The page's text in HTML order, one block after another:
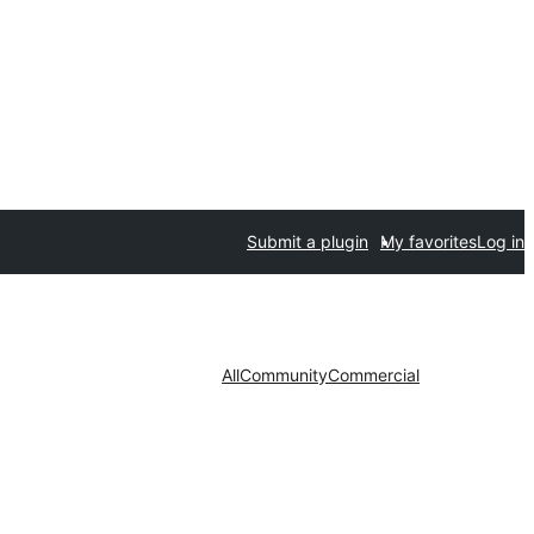
Submit a plugin My favoritesLog in
AllCommunityCommercial